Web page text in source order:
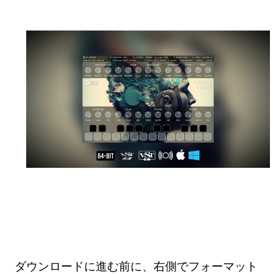
ダウンロードに進む前に、右側でフォーマット